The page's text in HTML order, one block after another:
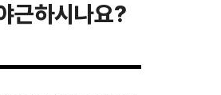
근하시나요?